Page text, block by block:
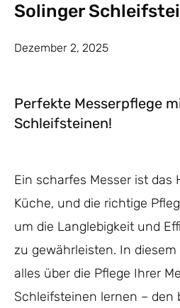
Solinger
Dezember 2, 2025
Perfekte Messerpflege
Schleifsteinen!
Ein scharfes Messer ist das
Küche, und die richtige
um die Langlebigkeit und
zu gewährleisten. In
alles über die Pflege Ihrer
Schleifsteinen lernen – den